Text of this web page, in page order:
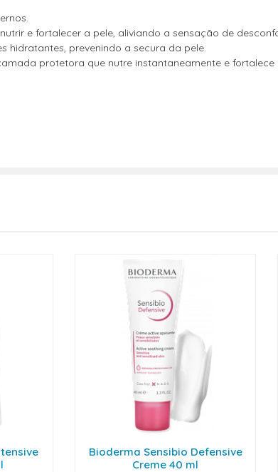
e fortalecer a pele, aliviando a sensação de
hidratantes, prevenindo a secura da pele.
protetora que nutre instantaneamente e fortalece
Bioderma Sensibio Defensive
Creme 40 ml